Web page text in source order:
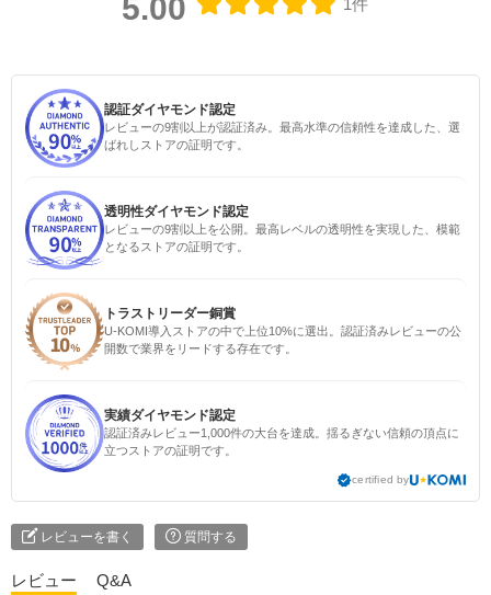
5.00
認証ダイヤモンド認定
レビューの9割以上が認証済み。最高水準の信頼性を達成した、選
ばれしストアの証明です。
透明性ダイヤモンド認定
レビューの9割以上を公開。最高レベルの透明性を実現した、模範
となるストアの証明です。
トラストリーダー銅賞
U-KOMI導入ストアの中で上位10%に選出。認証済みレビューの公
開数で業界をリードする存在です。
実績ダイヤモンド認定
認証済みレビュー1,000件の大台を達成。揺るぎない信頼の頂点に
立つストアの証明です。
certified by
レビューを書く 質問する
レビュー Q&A